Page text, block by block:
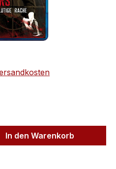
den
In den Warenkorb